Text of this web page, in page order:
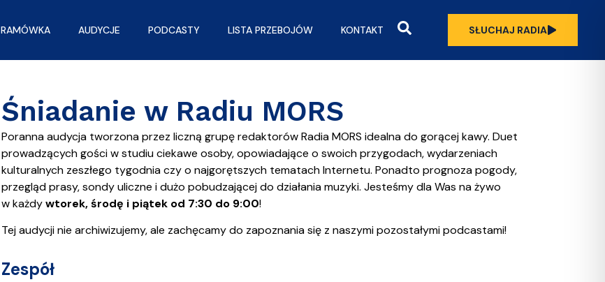
RAMÓWKA AUDYCJE PODCASTY LISTA PRZEBOJÓW KONTAKT SŁUCHAJ RADIA
Śniadanie w Radiu MORS
Poranna audycja tworzona przez liczną grupę redaktorów Radia MORS idealna do gorącej kawy. Duet
prowadzących gości w studiu ciekawe osoby, opowiadające o swoich przygodach, wydarzeniach
kulturalnych zeszłego tygodnia czy o najgorętszych tematach Internetu. Ponadto prognoza pogody,
przegląd prasy, sondy uliczne i dużo pobudzającej do działania muzyki. Jesteśmy dla Was na żywo
w każdywtorek, środę i piątek od 7:30 do 9:00!
Tej audycji nie archiwizujemy, ale zachęcamy do zapoznania się z naszymi pozostałymi podcastami!
Zespół